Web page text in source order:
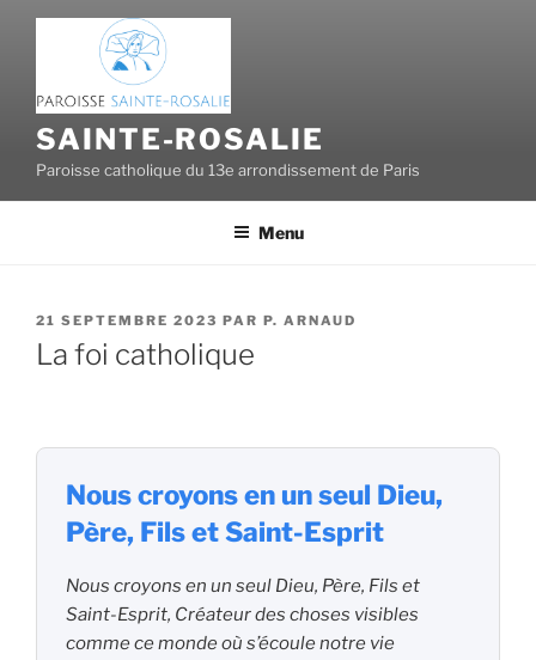
Aller
principal
SAINTE-ROSALIE
Paroisse catholique du 13e arrondissement de Paris
Menu
PUBLIÉ
LE
21 SEPTEMBRE 2023 PAR P. ARNAUD
La foi catholique
Nous croyons en un seul Dieu,
Père, Fils et Saint-Esprit
Nous croyons en un seul Dieu, Père, Fils et
Saint-Esprit, Créateur des choses visibles
comme ce monde où s’écoule notre vie